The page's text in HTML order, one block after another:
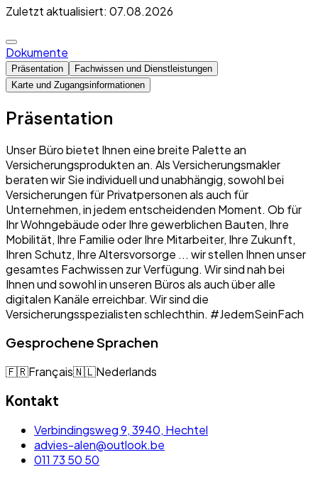
Zuletzt aktualisiert: 07.08.2026
Dokumente
Präsentation
Fachwissen und Dienstleistungen
Karte und Zugangsinformationen
Präsentation
Unser Büro bietet Ihnen eine breite Palette an
Versicherungsprodukten an. Als Versicherungsmakler
beraten wir Sie individuell und unabhängig, sowohl bei
Versicherungen für Privatpersonen als auch für
Unternehmen, in jedem entscheidenden Moment. Ob für
Ihr Wohngebäude oder Ihre gewerblichen Bauten, Ihre
Mobilität, Ihre Familie oder Ihre Mitarbeiter, Ihre Zukunft,
Ihren Schutz, Ihre Altersvorsorge ... wir stellen Ihnen unser
gesamtes Fachwissen zur Verfügung. Wir sind nah bei
Ihnen und sowohl in unseren Büros als auch über alle
digitalen Kanäle erreichbar. Wir sind die
Versicherungsspezialisten schlechthin. #JedemSeinFach
Gesprochene Sprachen
🇫🇷Français🇳🇱Nederlands
Kontakt
Verbindingsweg 9, 3940, Hechtel
advies-alen@outlook.be
011 73 50 50